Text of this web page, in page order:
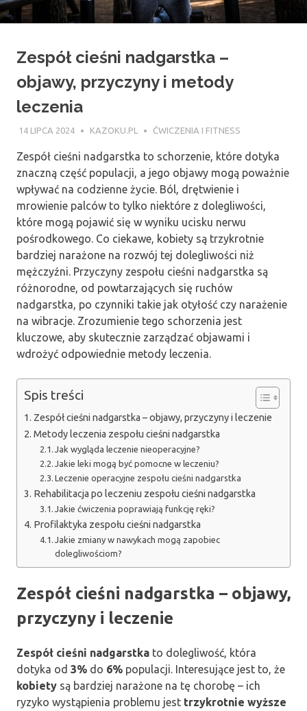
Zespół cieśni nadgarstka –
objawy, przyczyny i metody
leczenia
14 LIPCA 2024 KAZOKU.PL ĆWICZENIA I FITNESS
Zespół cieśni nadgarstka to schorzenie, które dotyka
znaczną część populacji, a jego objawy mogą poważnie
wpływać na codzienne życie. Ból, drętwienie i
mrowienie palców to tylko niektóre z dolegliwości,
które mogą pojawić się w wyniku ucisku nerwu
pośrodkowego. Co ciekawe, kobiety są trzykrotnie
bardziej narażone na rozwój tej dolegliwości niż
mężczyźni. Przyczyny zespołu cieśni nadgarstka są
różnorodne, od powtarzających się ruchów
nadgarstka, po czynniki takie jak otyłość czy narażenie
na wibracje. Zrozumienie tego schorzenia jest
kluczowe, aby skutecznie zarządzać objawami i
wdrożyć odpowiednie metody leczenia.
Spis treści
Zespół cieśni nadgarstka – objawy, przyczyny i leczenie
Metody leczenia zespołu cieśni nadgarstka
Jak wygląda leczenie nieoperacyjne?
Jakie leki mogą być pomocne w leczeniu?
Leczenie operacyjne zespołu cieśni nadgarstka
Rehabilitacja po leczeniu zespołu cieśni nadgarstka
Jakie ćwiczenia poprawiają funkcję ręki?
Profilaktyka zespołu cieśni nadgarstka
Jakie zmiany w nawykach mogą zapobiec
dolegliwościom?
Zespół cieśni nadgarstka – objawy,
przyczyny i leczenie
Zespół cieśni nadgarstka to dolegliwość, która
dotyka od 3% do 6% populacji. Interesujące jest to, że
kobiety są bardziej narażone na tę chorobę – ich
ryzyko wystąpienia problemu jest trzykrotnie wyższe